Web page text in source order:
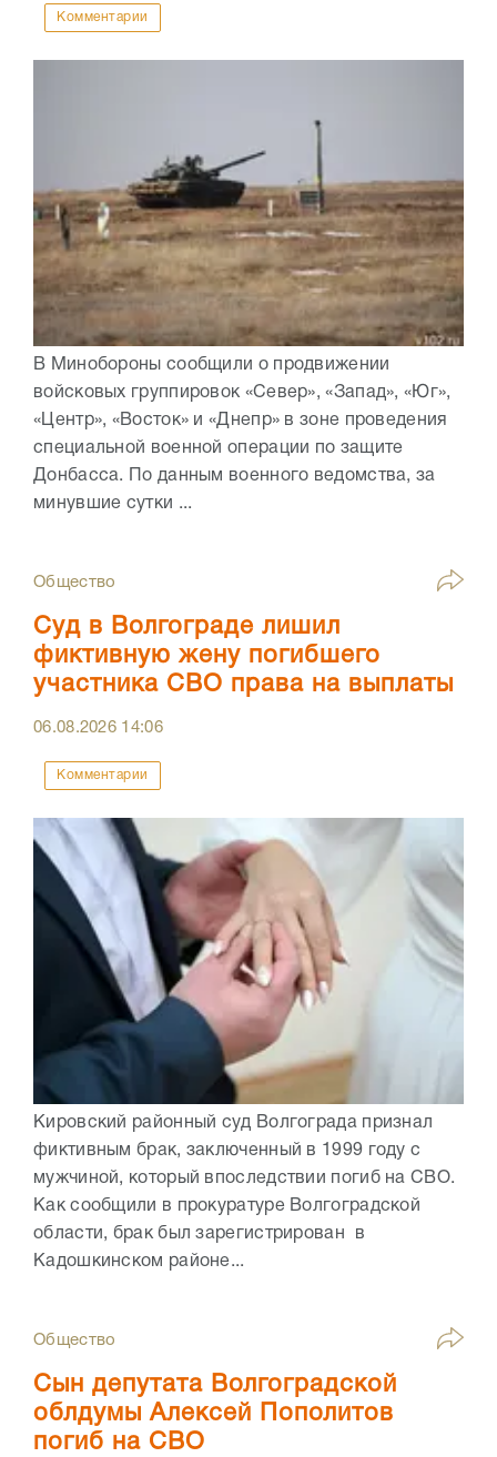
Комментарии
В Минобороны сообщили о продвижении
войсковых группировок «Север», «Запад», «Юг»,
«Центр», «Восток» и «Днепр» в зоне проведения
специальной военной операции по защите
Донбасса. По данным военного ведомства, за
минувшие сутки ...
Общество
Суд в Волгограде лишил
фиктивную жену погибшего
участника СВО права на выплаты
06.08.2026 14:06
Комментарии
Кировский районный суд Волгограда признал
фиктивным брак, заключенный в 1999 году с
мужчиной, который впоследствии погиб на СВО.
Как сообщили в прокуратуре Волгоградской
области, брак был зарегистрирован в
Кадошкинском районе...
Общество
Сын депутата Волгоградской
облдумы Алексей Пополитов
погиб на СВО